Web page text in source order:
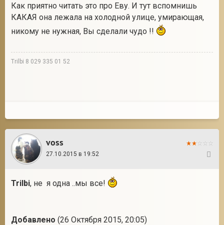
Как приятно читать это про Еву. И тут вспомнишь
КАКАЯ она лежала на холодной улице, умирающая,
никому не нужная, Вы сделали чудо !!
Trilbi 8 029 335 01 52
voss
27.10.2015 в 19:52
Trilbi, не я одна ..мы все!
Добавлено (26 Октября 2015, 20:05)